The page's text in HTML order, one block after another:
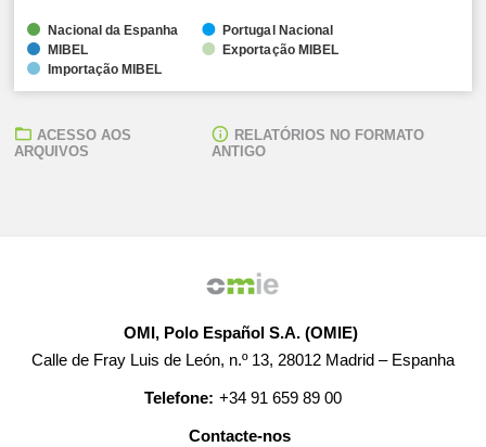
Nacional da Espanha Portugal Nacional
MIBEL Exportação MIBEL
Importação MIBEL
ACESSO AOS
ARQUIVOS
RELATÓRIOS NO FORMATO
ANTIGO
OMI, Polo Español S.A. (OMIE)
Calle de Fray Luis de León, n.º 13, 28012 Madrid – Espanha
Telefone: +34 91 659 89 00
Contacte-nos